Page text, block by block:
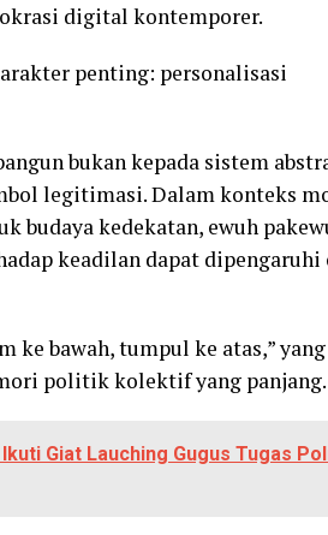
digital kontemporer.
penting: personalisasi
bukan kepada sistem
legitimasi. Dalam konteks
budaya kedekatan, ewuh
keadilan dapat dipengaruhi
bawah, tumpul ke atas,” yang
politik kolektif yang panjang.
Giat Lauching Gugus Tugas